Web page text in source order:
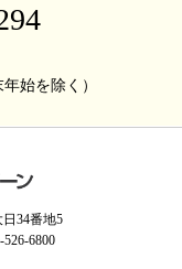
始を除く）
34番地5
6800